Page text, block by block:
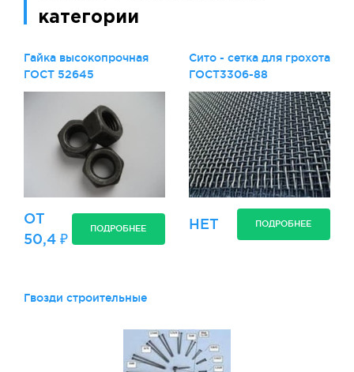
категории
Гайка высокопрочная
ГОСТ 52645
ОТ
50,4 ₽
ПОДРОБНЕЕ
Сито - сетка для грохота
ГОСТ3306-88
НЕТ ПОДРОБНЕЕ
Гвозди строительные